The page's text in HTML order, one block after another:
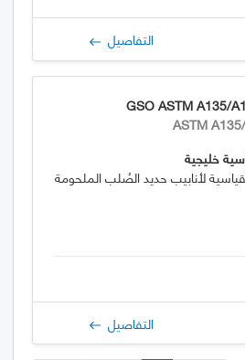
التفاصيل
GSO ASTM A135/
ASTM
خليجية
لأنابيب حديد الصُلب الملحومة
التفاصيل